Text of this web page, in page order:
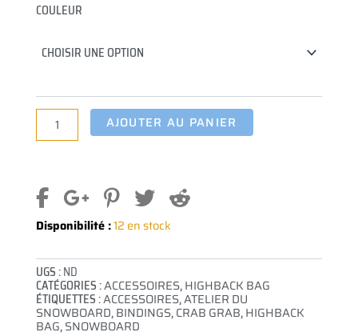
COULEUR
de
BINDING
AJOUTER AU PANIER
Disponibilité :12 en stock
UGS :ND
CATÉGORIES :ACCESSOIRES,HIGHBACK BAG
ÉTIQUETTES :ACCESSOIRES,ATELIER DU
SNOWBOARD,BINDINGS,CRAB GRAB,HIGHBACK
BAG,SNOWBOARD